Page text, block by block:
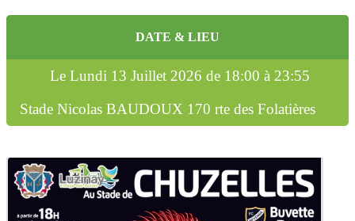
DATE & LIEU
LeLundi 13 Juillet 2026 de18:00 à 23:55
Stade Nicolas BAUDOUX 170 rte des Folatières